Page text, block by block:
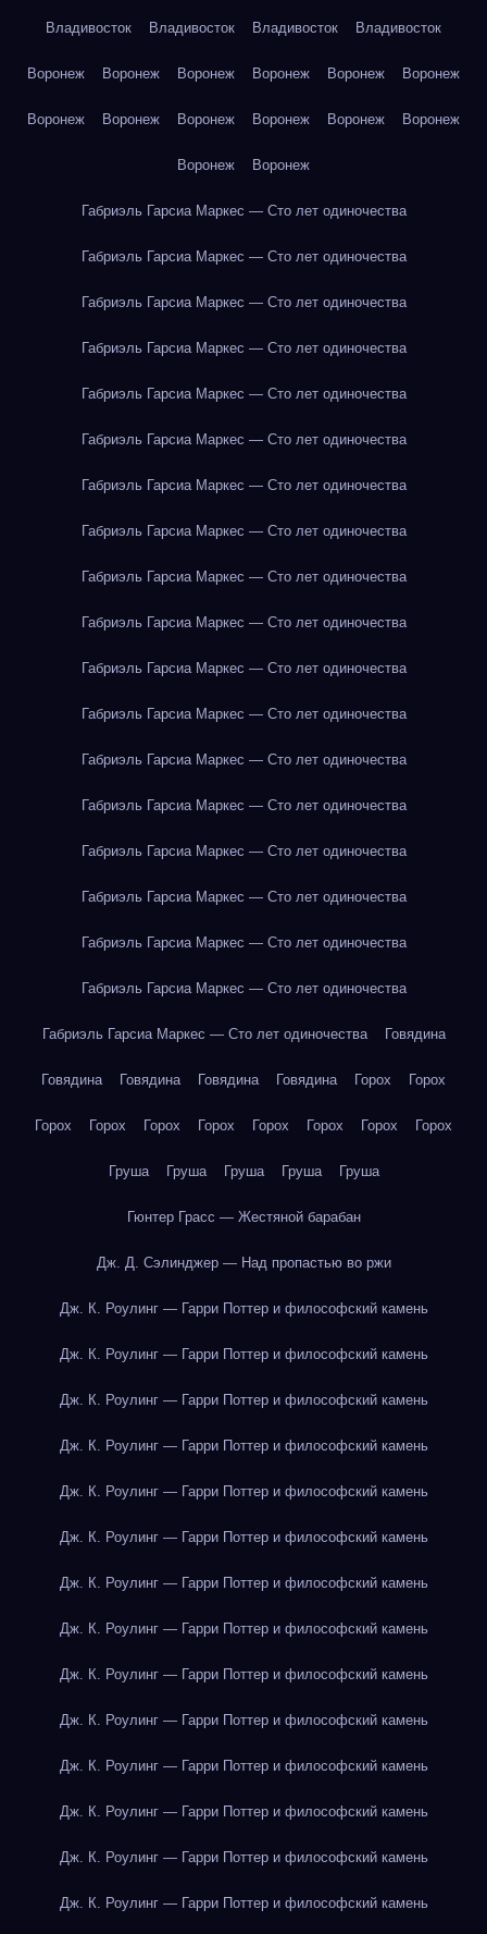
Владивосток Владивосток Владивосток Владивосток
Воронеж Воронеж Воронеж Воронеж Воронеж Воронеж
Воронеж Воронеж Воронеж Воронеж Воронеж Воронеж
Воронеж Воронеж
Габриэль Гарсиа Маркес — Сто лет одиночества
Габриэль Гарсиа Маркес — Сто лет одиночества
Габриэль Гарсиа Маркес — Сто лет одиночества
Габриэль Гарсиа Маркес — Сто лет одиночества
Габриэль Гарсиа Маркес — Сто лет одиночества
Габриэль Гарсиа Маркес — Сто лет одиночества
Габриэль Гарсиа Маркес — Сто лет одиночества
Габриэль Гарсиа Маркес — Сто лет одиночества
Габриэль Гарсиа Маркес — Сто лет одиночества
Габриэль Гарсиа Маркес — Сто лет одиночества
Габриэль Гарсиа Маркес — Сто лет одиночества
Габриэль Гарсиа Маркес — Сто лет одиночества
Габриэль Гарсиа Маркес — Сто лет одиночества
Габриэль Гарсиа Маркес — Сто лет одиночества
Габриэль Гарсиа Маркес — Сто лет одиночества
Габриэль Гарсиа Маркес — Сто лет одиночества
Габриэль Гарсиа Маркес — Сто лет одиночества
Габриэль Гарсиа Маркес — Сто лет одиночества
Габриэль Гарсиа Маркес — Сто лет одиночества Говядина
Говядина Говядина Говядина Говядина Горох Горох
Горох Горох Горох Горох Горох Горох Горох Горох
Груша Груша Груша Груша Груша
Гюнтер Грасс — Жестяной барабан
Дж. Д. Сэлинджер — Над пропастью во ржи
Дж. К. Роулинг — Гарри Поттер и философский камень
Дж. К. Роулинг — Гарри Поттер и философский камень
Дж. К. Роулинг — Гарри Поттер и философский камень
Дж. К. Роулинг — Гарри Поттер и философский камень
Дж. К. Роулинг — Гарри Поттер и философский камень
Дж. К. Роулинг — Гарри Поттер и философский камень
Дж. К. Роулинг — Гарри Поттер и философский камень
Дж. К. Роулинг — Гарри Поттер и философский камень
Дж. К. Роулинг — Гарри Поттер и философский камень
Дж. К. Роулинг — Гарри Поттер и философский камень
Дж. К. Роулинг — Гарри Поттер и философский камень
Дж. К. Роулинг — Гарри Поттер и философский камень
Дж. К. Роулинг — Гарри Поттер и философский камень
Дж. К. Роулинг — Гарри Поттер и философский камень